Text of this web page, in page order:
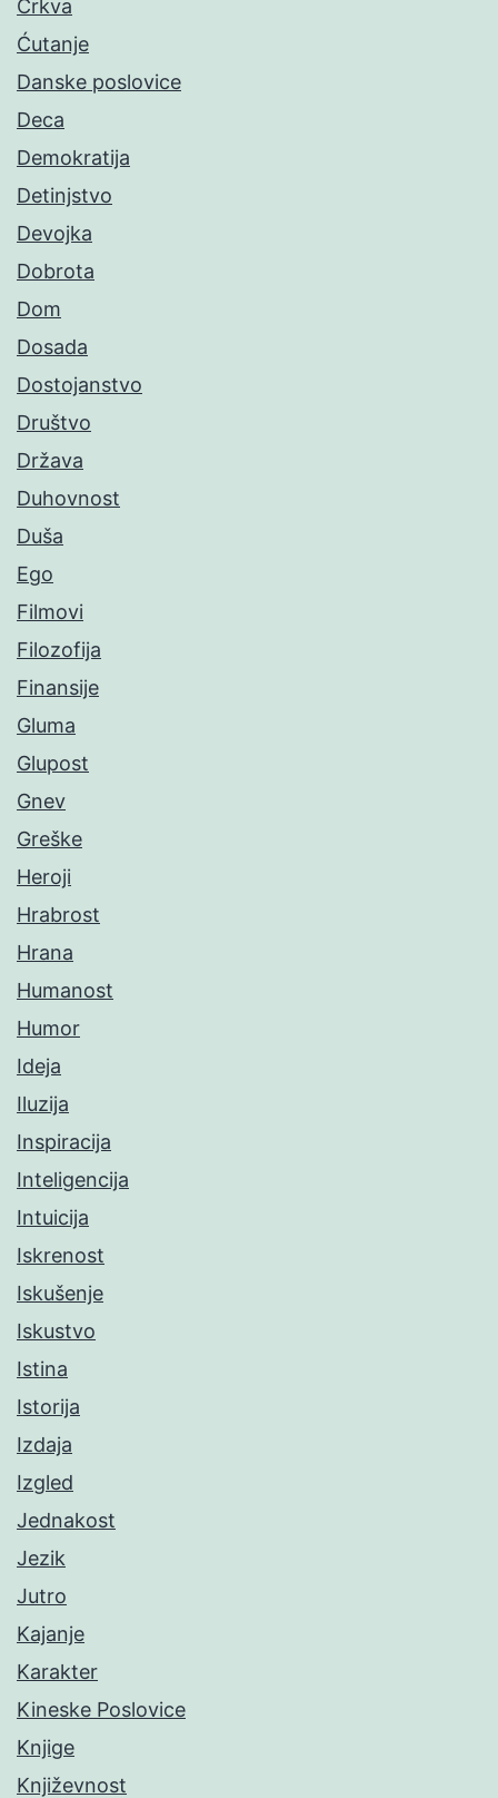
Crkva
Ćutanje
Danske poslovice
Deca
Demokratija
Detinjstvo
Devojka
Dobrota
Dom
Dosada
Dostojanstvo
Društvo
Država
Duhovnost
Duša
Ego
Filmovi
Filozofija
Finansije
Gluma
Glupost
Gnev
Greške
Heroji
Hrabrost
Hrana
Humanost
Humor
Ideja
Iluzija
Inspiracija
Inteligencija
Intuicija
Iskrenost
Iskušenje
Iskustvo
Istina
Istorija
Izdaja
Izgled
Jednakost
Jezik
Jutro
Kajanje
Karakter
Kineske Poslovice
Knjige
Književnost